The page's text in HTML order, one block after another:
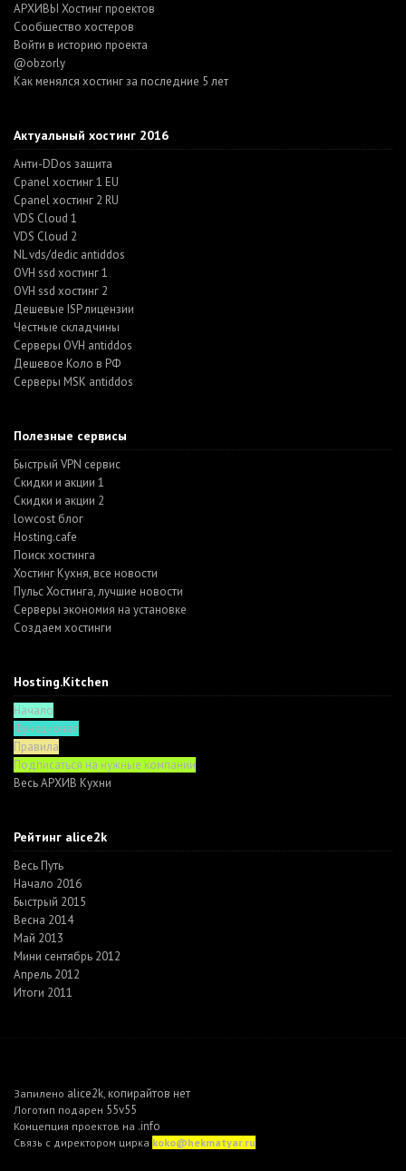
АРХИВЫ Хостинг проектов
Cообщество хостеров
Войти в историю проекта
@obzorly
Как менялся хостинг за последние 5 лет
Актуальный хостинг 2016
Анти-DDos защита
Cpanel хостинг 1 EU
Cpanel хостинг 2 RU
VDS Cloud 1
VDS Cloud 2
NL vds/dedic antiddos
OVH ssd хостинг 1
OVH ssd хостинг 2
Дешевые ISP лицензии
Честные складчины
Серверы OVH antiddos
Дешевое Коло в РФ
Серверы MSK antiddos
Полезные сервисы
Быстрый VPN сервис
Скидки и акции 1
Скидки и акции 2
lowcost блог
Hosting.cafe
Поиск хостинга
Хостинг Кухня, все новости
Пульс Хостинга, лучшие новости
Серверы экономия на установке
Создаем хостинги
Hosting.Kitchen
Начало
Функционал
Правила
Подписаться на нужные компании
Весь АРХИВ Кухни
Рейтинг alice2k
Весь Путь
Начало 2016
Быстрый 2015
Весна 2014
Май 2013
Мини сентябрь 2012
Апрель 2012
Итоги 2011
Запилено alice2k, копирайтов нет
Логотип подарен 55v55
Концепция проектов на .info
Связь с директором цирка koko@hekmatyar.ru